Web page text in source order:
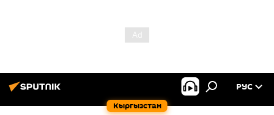
Кыргызстан
РУС